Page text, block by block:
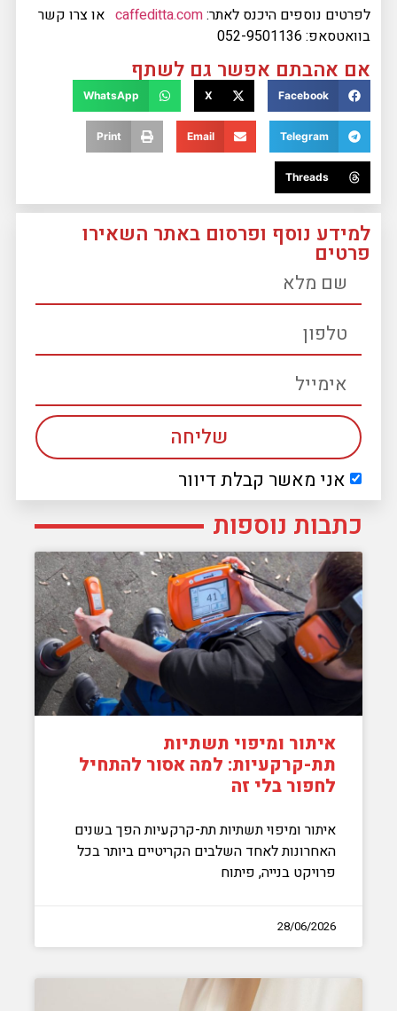
לפרטים נוספים היכנס לאתר:caffeditta.com או צרו קשר
בוואטסאפ: 052-9501136
אם אהבתם אפשר גם לשתף
Facebook
X
WhatsApp
Telegram
Email
Print
Threads
למידע נוסף ופרסום באתר השאירו
פרטים
אני מאשר קבלת דיוור
שליחה
כתבות נוספות
איתור ומיפוי תשתיות
תת-קרקעיות: למה אסור להתחיל
לחפור בלי זה
איתור ומיפוי תשתיות תת-קרקעיות הפך בשנים
האחרונות לאחד השלבים הקריטיים ביותר בכל
פרויקט בנייה, פיתוח
28/06/2026